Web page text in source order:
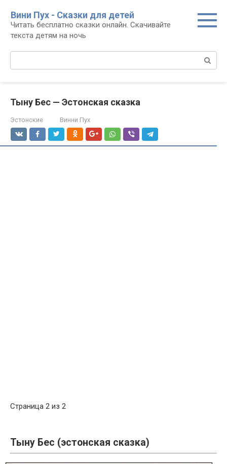
контенту
Вини Пух - Сказки для детей
Читать бесплатно сказки онлайн. Скачивайте
текста детям на ночь
Тыну Бес — Эстонская сказка
Эстонские Винни Пух
Страница 2 из 2
Тыну Бес (эстонская сказка)